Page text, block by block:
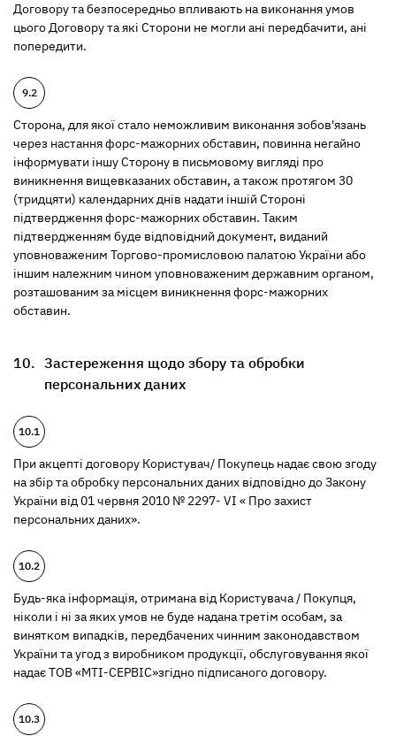
Договору та безпосередньо впливають на виконання умов
цього Договору та які Сторони не могли ані передбачити, ані
попередити.
Сторона, для якої стало неможливим виконання зобов'язань
через настання форс-мажорних обставин, повинна негайно
інформувати іншу Сторону в письмовому вигляді про
виникнення вищевказаних обставин, а також протягом 30
(тридцяти) календарних днів надати іншій Стороні
підтвердження форс-мажорних обставин. Таким
підтвердженням буде відповідний документ, виданий
уповноваженим Торгово-промисловою палатою України або
іншим належним чином уповноваженим державним органом,
розташованим за місцем виникнення форс-мажорних
обставин.
Застереження щодо збору та обробки
персональних даних
При акцепті договору Користувач/ Покупець надає свою згоду
на збір та обробку персональних даних відповідно до Закону
України від 01 червня 2010 № 2297- VI « Про захист
персональних даних».
Будь-яка інформація, отримана від Користувача / Покупця,
ніколи і ні за яких умов не буде надана третім особам, за
винятком випадків, передбачених чинним законодавством
України та угод з виробником продукції, обслуговування якої
надає ТОВ «МТІ-СЕРВІС»згідно підписаного договору.